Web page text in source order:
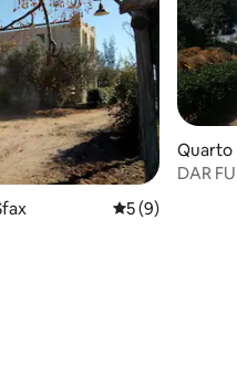
Classificação
5 (9)
Quarto
DAR